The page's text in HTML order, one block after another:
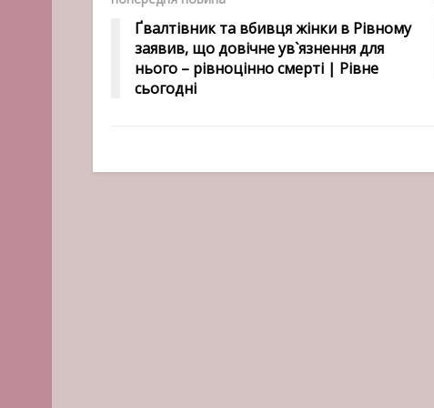
Ґвалтівник та вбивця жінки в Рівному
заявив, що довічне ув`язнення для
нього – рівноцінно смерті | Рівне
сьогодні